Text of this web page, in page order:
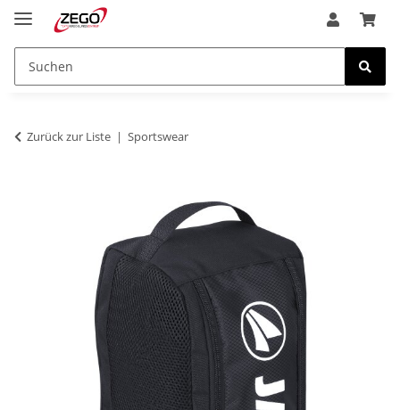
Zurück zur Liste Sportswear